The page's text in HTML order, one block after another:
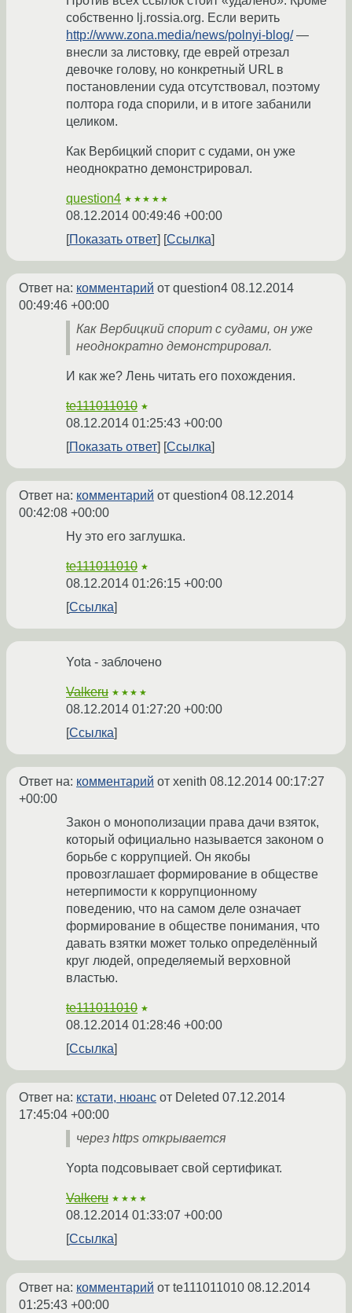
собственно lj.rossia.org. Если верить
http://www.zona.media/news/polnyi-blog/—
внесли за листовку, где еврей отрезал
девочке голову, но конкретный URL в
постановлении суда отсутствовал, поэтому
полтора года спорили, и в итоге забанили
целиком.
Как Вербицкий спорит с судами, он уже
неоднократно демонстрировал.
question4 ★★★★★
08.12.2014 00:49:46 +00:00
Показать ответ
Ссылка
Ответ на: комментарий от question4 08.12.2014
00:49:46 +00:00
Как Вербицкий спорит с судами, он уже
неоднократно демонстрировал.
И как же? Лень читать его похождения.
te111011010 ★
08.12.2014 01:25:43 +00:00
Показать ответ
Ссылка
Ответ на: комментарий от question4 08.12.2014
00:42:08 +00:00
Ну это его заглушка.
te111011010 ★
08.12.2014 01:26:15 +00:00
Ссылка
Yota - заблочено
Valkeru ★★★★
08.12.2014 01:27:20 +00:00
Ссылка
Ответ на: комментарий от xenith 08.12.2014 00:17:27
+00:00
Закон о монополизации права дачи взяток,
который официально называется законом о
борьбе с коррупцией. Он якобы
провозглашает формирование в обществе
нетерпимости к коррупционному
поведению, что на самом деле означает
формирование в обществе понимания, что
давать взятки может только определённый
круг людей, определяемый верховной
властью.
te111011010 ★
08.12.2014 01:28:46 +00:00
Ссылка
Ответ на: кстати, нюанс от Deleted 07.12.2014
17:45:04 +00:00
через https открывается
Yopta подсовывает свой сертификат.
Valkeru ★★★★
08.12.2014 01:33:07 +00:00
Ссылка
Ответ на: комментарий от te111011010 08.12.2014
01:25:43 +00:00